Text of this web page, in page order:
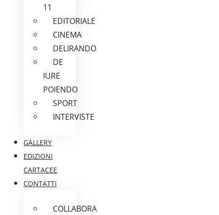
11
EDITORIALE
CINEMA
DELIRANDO
DE
IURE
POIENDO
SPORT
INTERVISTE
GALLERY
EDIZIONI
CARTACEE
CONTATTI
COLLABORA